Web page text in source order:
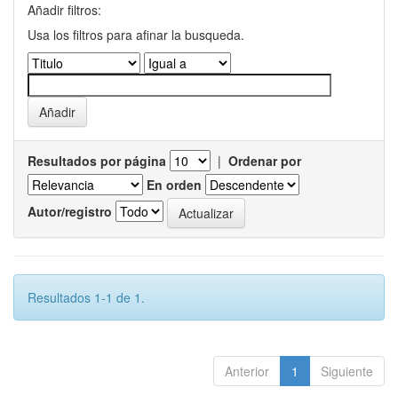
Añadir filtros:
Usa los filtros para afinar la busqueda.
Resultados por página | Ordenar por
En orden
Autor/registro
Resultados 1-1 de 1.
Anterior 1 Siguiente